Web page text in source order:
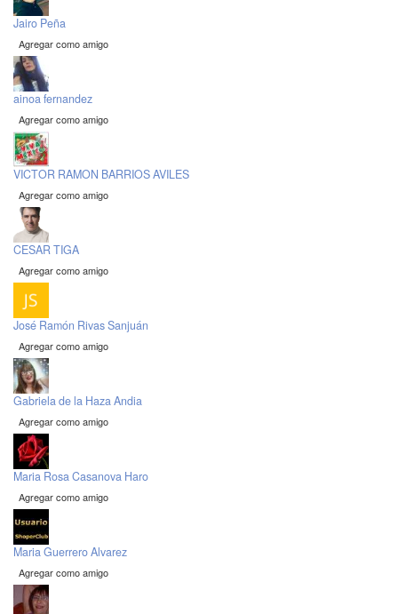
Jairo Peña
Agregar como amigo
ainoa fernandez
Agregar como amigo
VICTOR RAMON BARRIOS AVILES
Agregar como amigo
CESAR TIGA
Agregar como amigo
José Ramón Rivas Sanjuán
Agregar como amigo
Gabriela de la Haza Andia
Agregar como amigo
Maria Rosa Casanova Haro
Agregar como amigo
Maria Guerrero Alvarez
Agregar como amigo